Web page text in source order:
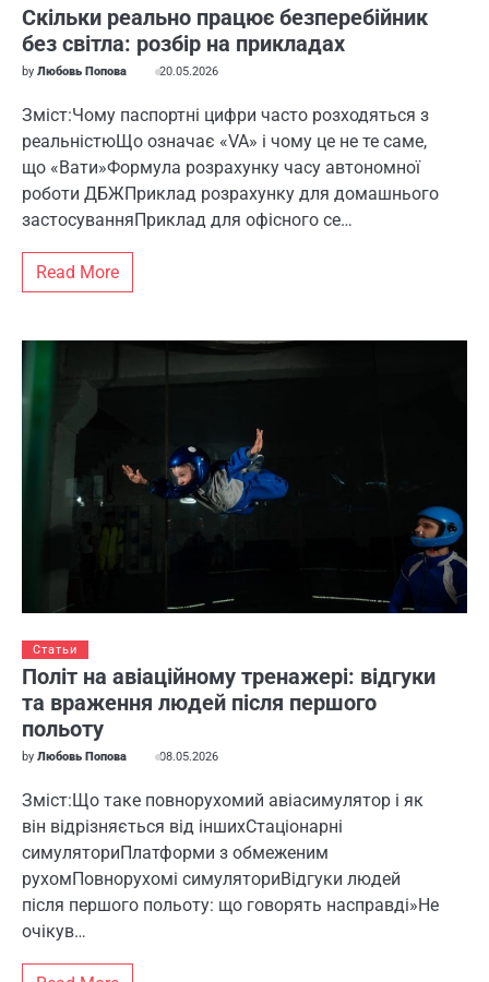
Скільки реально працює безперебійник
без світла: розбір на прикладах
by Любовь Попова 20.05.2026
Зміст:Чому паспортні цифри часто розходяться з
реальністюЩо означає «VA» і чому це не те саме,
що «Вати»Формула розрахунку часу автономної
роботи ДБЖПриклад розрахунку для домашнього
застосуванняПриклад для офісного се…
Read More
Статьи
Політ на авіаційному тренажері: відгуки
та враження людей після першого
польоту
by Любовь Попова 08.05.2026
Зміст:Що таке повнорухомий авіасимулятор і як
він відрізняється від іншихСтаціонарні
симуляториПлатформи з обмеженим
рухомПовнорухомі симуляториВідгуки людей
після першого польоту: що говорять насправді»Не
очікув…